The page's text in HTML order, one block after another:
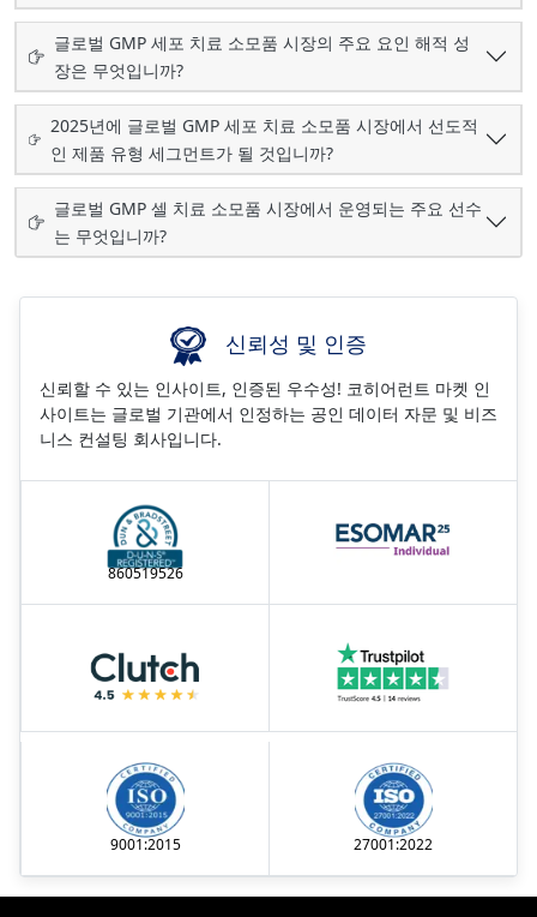
글로벌 GMP 세포 치료 소모품 시장의 주요 요인 해적 성
장은 무엇입니까?
2025년에 글로벌 GMP 세포 치료 소모품 시장에서 선도적
인 제품 유형 세그먼트가 될 것입니까?
글로벌 GMP 셀 치료 소모품 시장에서 운영되는 주요 선수
는 무엇입니까?
신뢰성 및 인증
신뢰할 수 있는 인사이트, 인증된 우수성! 코히어런트 마켓 인
사이트는 글로벌 기관에서 인정하는 공인 데이터 자문 및 비즈
니스 컨설팅 회사입니다.
860519526
9001:2015 27001:2022